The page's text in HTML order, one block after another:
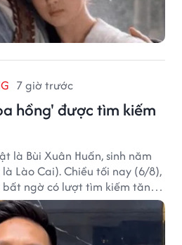
7 giờ trước
hồng' được tìm kiếm
là Bùi Xuân Huấn, sinh năm
là Lào Cai). Chiều tối nay (6/8),
ngờ có lượt tìm kiếm tăng